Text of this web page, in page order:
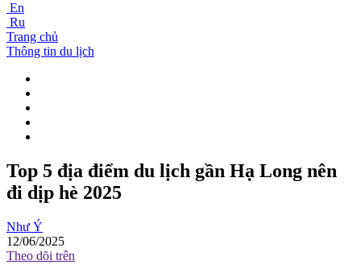
En
Ru
Trang chủ
Thông tin du lịch
Top 5 địa điểm du lịch gần Hạ Long nên
đi dịp hè 2025
Như Ý
12/06/2025
Theo dõi trên